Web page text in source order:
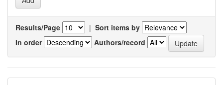
Results/Page | Sort items by
In order
Authors/record